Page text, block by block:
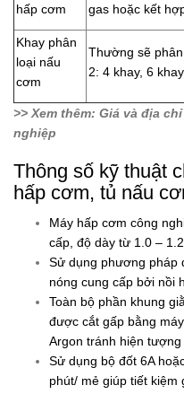
hấp cơm
gas hoặc kết
Khay phân
loại nấu
cơm
Thường sẽ
2: 4 khay, 6
>> Xem thêm: Giá và địa
nghiệp
Thông số kỹ thuật
hấp cơm, tủ nấu
Máy hấp cơm công
cấp, độ dày từ 1.0 –
Sử dụng phương pháp
nóng cung cấp bởi nồi
Toàn bộ phần khung
được cắt gấp bằng
Argon tránh hiện tượng
Sử dụng bộ đốt 6A
phút/ mẻ giúp tiết kiệm